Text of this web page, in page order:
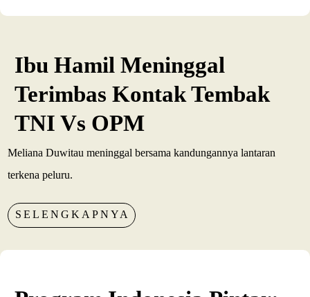
Ibu Hamil Meninggal
Terimbas Kontak Tembak
TNI Vs OPM
Meliana Duwitau meninggal bersama kandungannya lantaran
terkena peluru.
SELENGKAPNYA